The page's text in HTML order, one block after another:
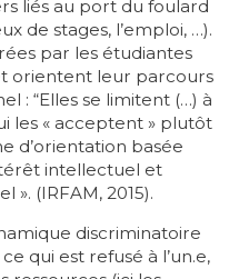
liés au port du foulard
de stages, l’emploi, …).
par les étudiantes
orientent leur parcours
: “Elles se limitent (…) à
les « acceptent » plutôt
d’orientation basée
intellectuel et
». (IRFAM, 2015).
discriminatoire
qui est refusé à l’un.e,